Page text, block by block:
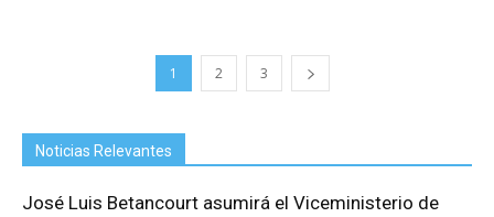
1 2 3
Noticias Relevantes
José Luis Betancourt asumirá el Viceministerio de